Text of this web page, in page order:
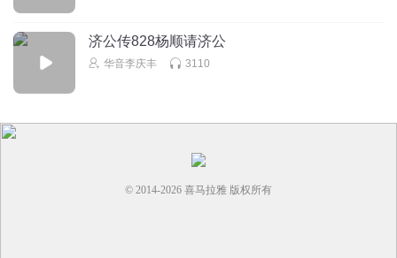
济公传828杨顺请济公
华音李庆丰 3110
© 2014-2026 喜马拉雅 版权所有